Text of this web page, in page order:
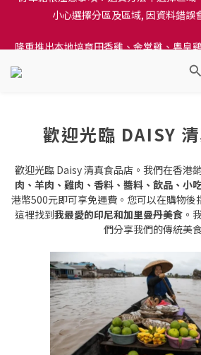
訂單結帳注意事項：送貨方法中選擇區域
就要嚟《餸您健康
訂單結帳注意事項：送貨方法中選擇區域
歡迎光臨 DAISY
歡迎光臨 Daisy 清真食品店。我們在香港
肉、羊肉、雞肉、香料、醬料 、飲品、 小
港幣500元即可享免運費。您可以在購物後
這裡找到我最愛的印尼和加里曼丹美食 。
們分享我們的傳統美